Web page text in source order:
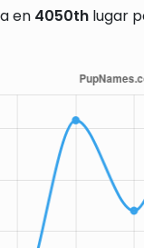
en 4050thlugar